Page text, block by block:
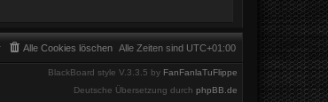
Alle Zeiten sind UTC+01:00
Alle Cookies löschen
BlackBoard style V.3.3.5 by FanFanlaTuFlippe
Deutsche Übersetzung durch phpBB.de